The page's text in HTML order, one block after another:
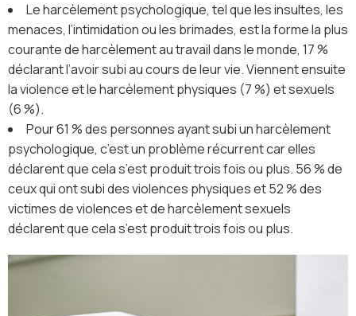
Le harcèlement psychologique, tel que les insultes, les
menaces, l’intimidation ou les brimades, est la forme la plus
courante de harcèlement au travail dans le monde, 17 %
déclarant l’avoir subi au cours de leur vie. Viennent ensuite
la violence et le harcèlement physiques (7 %) et sexuels
(6 %).
Pour 61 % des personnes ayant subi un harcèlement
psychologique, c’est un problème récurrent car elles
déclarent que cela s’est produit trois fois ou plus. 56 % de
ceux qui ont subi des violences physiques et 52 % des
victimes de violences et de harcèlement sexuels
déclarent que cela s’est produit trois fois ou plus.